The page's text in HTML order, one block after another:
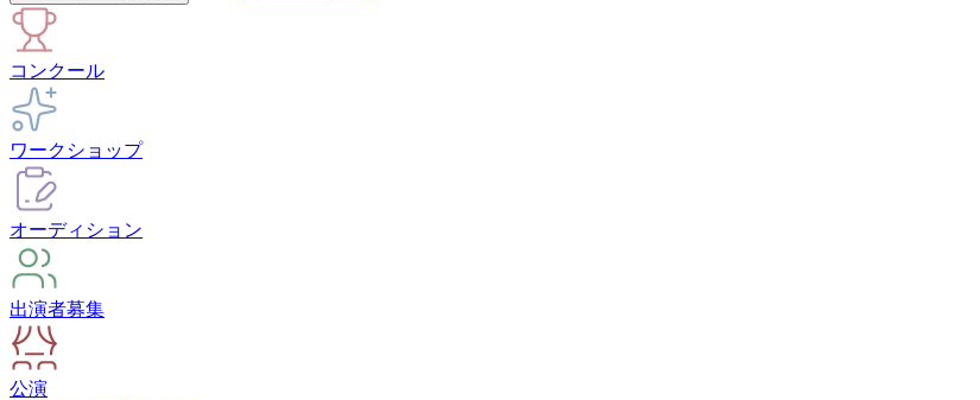
コンクール
ワークショップ
オーディション
出演者募集
公演